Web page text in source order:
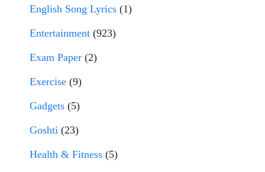
English Song Lyrics (1)
Entertainment (923)
Exam Paper (2)
Exercise (9)
Gadgets (5)
Goshti (23)
Health & Fitness (5)